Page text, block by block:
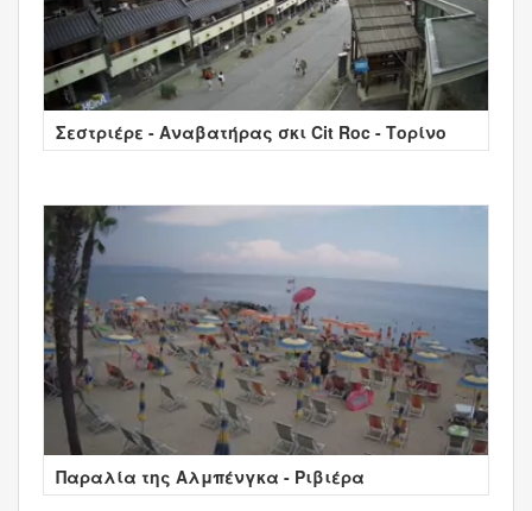
Σεστριέρε - Αναβατήρας σκι Cit Roc - Τορίνο
Παραλία της Αλμπένγκα - Ριβιέρα